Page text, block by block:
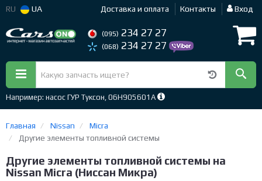
RU UA Доставка и оплата Контакты Вход
(095) 234 27 27
(068) 234 27 27
Например: насос ГУР Туксон, 06H905601A
Главная Nissan
Micra
Другие элементы топливной системы
Другие элементы топливной системы на
Nissan Micra (Ниссан Микра)